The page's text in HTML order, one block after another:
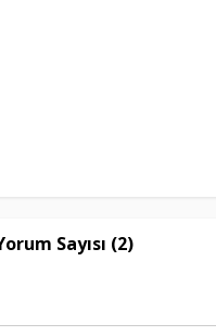
Sayısı (2)